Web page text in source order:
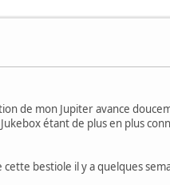
de mon Jupiter avance
étant de plus en plus
cette bestiole il y a quelques